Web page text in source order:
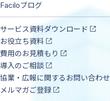
Faciloブログ
サービス資料ダウンロード
お役立ち資料
費用のお見積もり
導入のご相談
協業・広報に関するお問い合わせ
メルマガご登録